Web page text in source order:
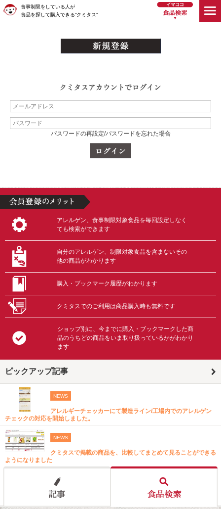
食事制限をしている人が
食品を探して購入できる“クミタス”
パスワードの再設定/パスワードを忘れた場合
アレルゲン、食事制限対象食品を毎回設定しなく
ても検索ができます
自分のアレルゲン、制限対象食品を含まないその
他の商品がわかります
購入・ブックマーク履歴がわかります
クミタスでのご利用は商品購入時も無料です
ショップ別に、今までに購入・ブックマークした商
品のうちどの商品をいま取り扱っているかがわかり
ます
ピックアップ記事
NEWS
アレルギーチェッカーにて製造ライン/工場内でのアレルゲン
チェックの対応を開始しました。
NEWS
クミタスで掲載の商品を、比較してまとめて見ることができる
ようになりました